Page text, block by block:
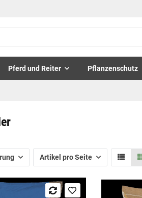
Pferd und Reiter Pflanzenschutz
Artikel pro Seite